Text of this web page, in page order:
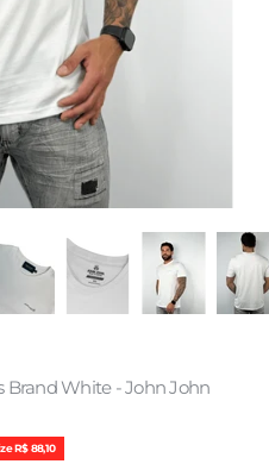
Brand White - John John
R$ 88,10